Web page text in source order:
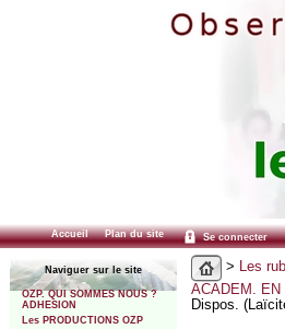
Accueil Plan du site Se connecter
Naviguer sur le site
OZP. QUI SOMMES NOUS ?
ADHESION
Les PRODUCTIONS OZP
> Les
ACADEM. EN
Dispos.